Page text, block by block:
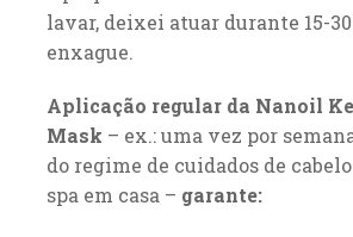
lavar, deixei atuar durante 15-
enxague.
Aplicação regular da Nanoil
Mask – ex.: uma vez por
do regime de cuidados de
spa em casa – garante: